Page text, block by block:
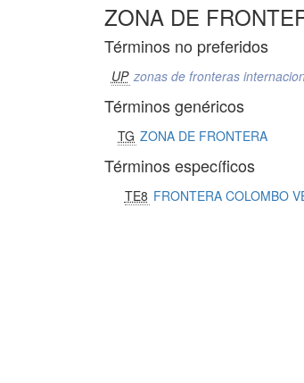
ZONA DE
Términos no preferidos
UP zonas de fronteras
Términos genéricos
TG ZONA DE FRONTERA
Términos específicos
TE8 FRONTERA COLOMBO